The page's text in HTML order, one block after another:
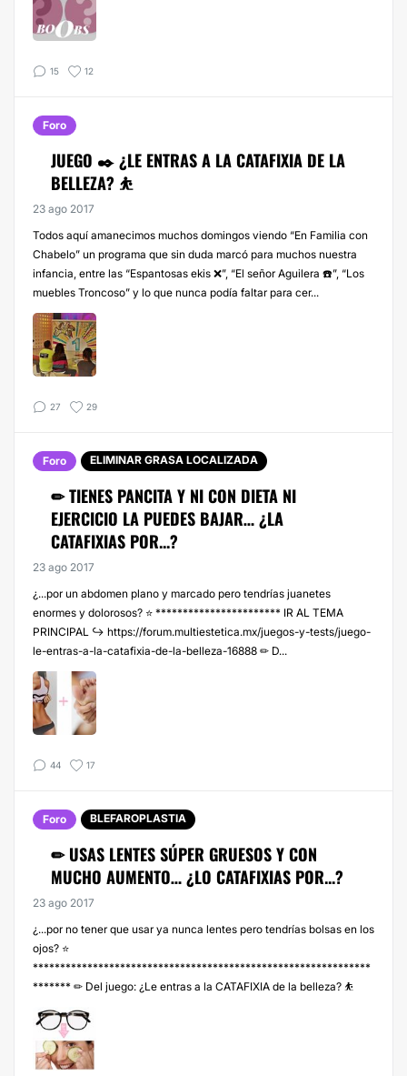
15 12
Foro
JUEGO ✒️ ¿LE ENTRAS A LA CATAFIXIA DE LA
BELLEZA? ⛹️
23 ago 2017
Todos aquí amanecimos muchos domingos viendo “En Familia con
Chabelo” un programa que sin duda marcó para muchos nuestra
infancia, entre las “Espantosas ekis ❌”, “El señor Aguilera ☎️”, “Los
muebles Troncoso” y lo que nunca podía faltar para cer...
27 29
Foro ELIMINAR GRASA LOCALIZADA
✏ TIENES PANCITA Y NI CON DIETA NI
EJERCICIO LA PUEDES BAJAR… ¿LA
CATAFIXIAS POR...?
23 ago 2017
¿...por un abdomen plano y marcado pero tendrías juanetes
enormes y dolorosos? ⭐ *********************** IR AL TEMA
PRINCIPAL ↪️ https://forum.multiestetica.mx/juegos-y-tests/juego-
le-entras-a-la-catafixia-de-la-belleza-16888 ✏ D...
44 17
Foro BLEFAROPLASTIA
✏ USAS LENTES SÚPER GRUESOS Y CON
MUCHO AUMENTO… ¿LO CATAFIXIAS POR...?
23 ago 2017
¿...por no tener que usar ya nunca lentes pero tendrías bolsas en los
ojos? ⭐
**************************************************************
******* ✏ Del juego: ¿Le entras a la CATAFIXIA de la belleza? ⛹️